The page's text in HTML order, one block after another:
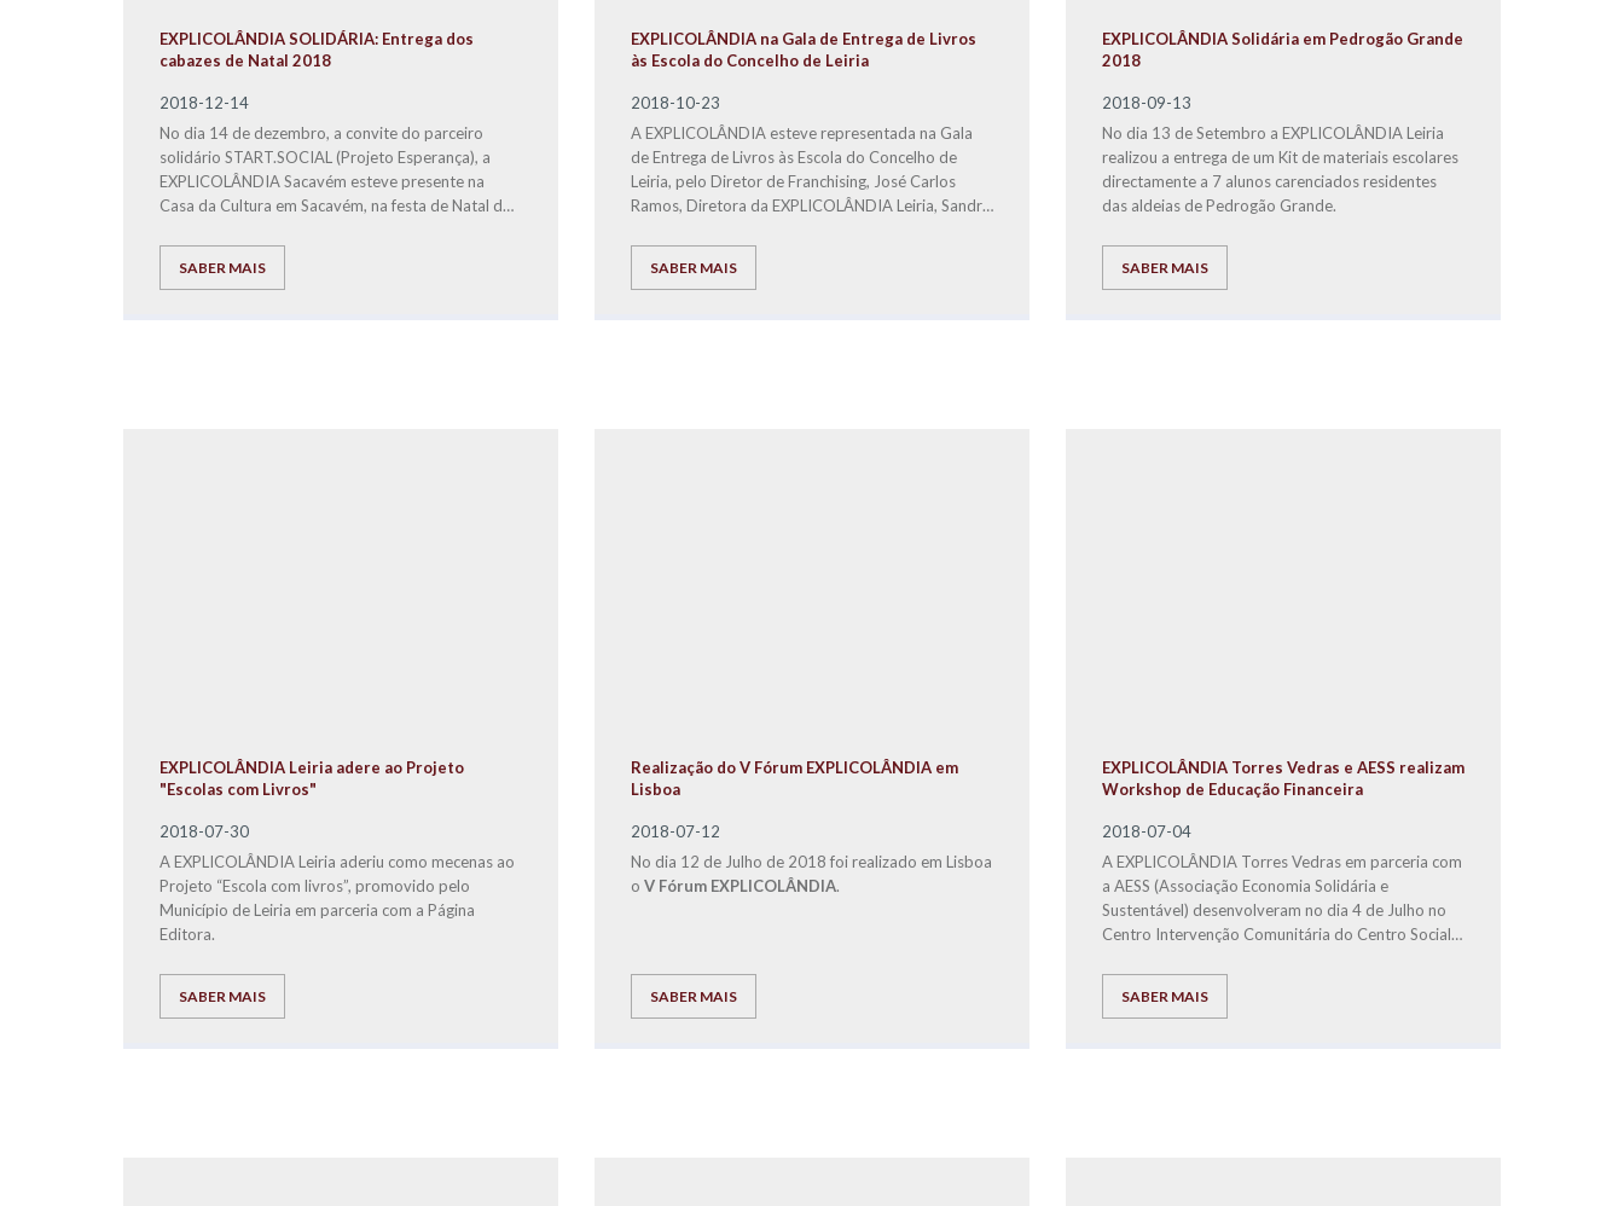
EXPLICOLÂNDIA SOLIDÁRIA: Entrega dos
cabazes de Natal 2018
2018-12-14
No dia 14 de dezembro, a convite do parceiro
solidário START.SOCIAL (Projeto Esperança), a
EXPLICOLÂNDIA Sacavém esteve presente na
Casa da Cultura em Sacavém, na festa de Natal do
SABER MAIS
EXPLICOLÂNDIA na Gala de Entrega de Livros
às Escola do Concelho de Leiria
2018-10-23
A EXPLICOLÂNDIA esteve representada na Gala
de Entrega de Livros às Escola do Concelho de
Leiria, pelo Diretor de Franchising, José Carlos
Ramos, Diretora da EXPLICOLÂNDIA Leiria, Sandra
SABER MAIS
EXPLICOLÂNDIA Solidária em Pedrogão Grande
2018
2018-09-13
No dia 13 de Setembro a EXPLICOLÂNDIA Leiria
realizou a entrega de um Kit de materiais escolares
directamente a 7 alunos carenciados residentes
das aldeias de Pedrogão Grande.
SABER MAIS
EXPLICOLÂNDIA Leiria adere ao Projeto
"Escolas com Livros"
2018-07-30
A EXPLICOLÂNDIA Leiria aderiu como mecenas ao
Projeto “Escola com livros”, promovido pelo
Município de Leiria em parceria com a Página
Editora.
SABER MAIS
Realização do V Fórum EXPLICOLÂNDIA em
Lisboa
2018-07-12
No dia 12 de Julho de 2018 foi realizado em Lisboa
o V Fórum EXPLICOLÂNDIA.
SABER MAIS
EXPLICOLÂNDIA Torres Vedras e AESS realizam
Workshop de Educação Financeira
2018-07-04
A EXPLICOLÂNDIA Torres Vedras em parceria com
a AESS (Associação Economia Solidária e
Sustentável) desenvolveram no dia 4 de Julho no
Centro Intervenção Comunitária do Centro Social
SABER MAIS